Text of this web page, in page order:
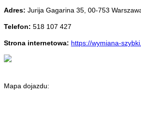
Adres: Jurija Gagarina 35 00-753
Telefon: 518 107 427
Strona internetowa: https://wymiana-
Mapa dojazdu: